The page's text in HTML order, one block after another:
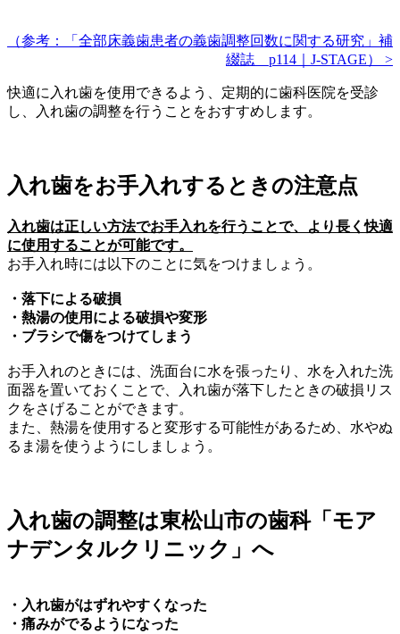
（参考：「全部床義歯患者の義歯調整回数に関する研究」補
綴誌 p114｜J-STAGE） >
快適に入れ歯を使用できるよう、定期的に歯科医院を受診
し、入れ歯の調整を行うことをおすすめします。
入れ歯をお手入れするときの注意点
入れ歯は正しい方法でお手入れを行うことで、より長く快適
に使用することが可能です。
お手入れ時には以下のことに気をつけましょう。
・落下による破損
・熱湯の使用による破損や変形
・ブラシで傷をつけてしまう
お手入れのときには、洗面台に水を張ったり、水を入れた洗
面器を置いておくことで、入れ歯が落下したときの破損リス
クをさげることができます。
また、熱湯を使用すると変形する可能性があるため、水やぬ
るま湯を使うようにしましょう。
入れ歯の調整は東松山市の歯科「モア
ナデンタルクリニック」へ
・入れ歯がはずれやすくなった
・痛みがでるようになった